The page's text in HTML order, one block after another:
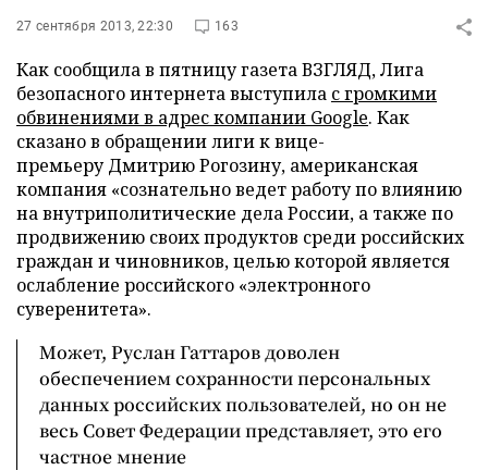
27 сентября 2013, 22:30 163
Как сообщила в пятницу газета ВЗГЛЯД, Лига
безопасного интернета выступила с громкими
обвинениями в адрес компании Google. Как
сказано в обращении лиги к вице-
премьеру Дмитрию Рогозину, американская
компания «сознательно ведет работу по влиянию
на внутриполитические дела России, а также по
продвижению своих продуктов среди российских
граждан и чиновников, целью которой является
ослабление российского «электронного
суверенитета».
Может, Руслан Гаттаров доволен
обеспечением сохранности персональных
данных российских пользователей, но он не
весь Совет Федерации представляет, это его
частное мнение